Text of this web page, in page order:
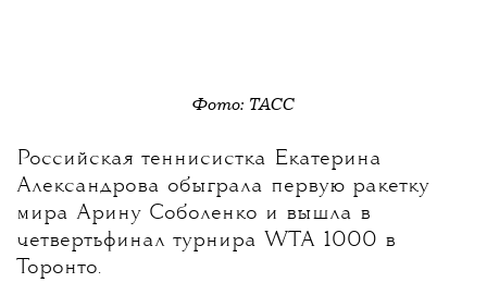
Фото: ТАСС
Российская теннисистка Екатерина
Александрова обыграла первую ракетку
мира Арину Соболенко и вышла в
четвертьфинал турнира WTA 1000 в
Торонто.